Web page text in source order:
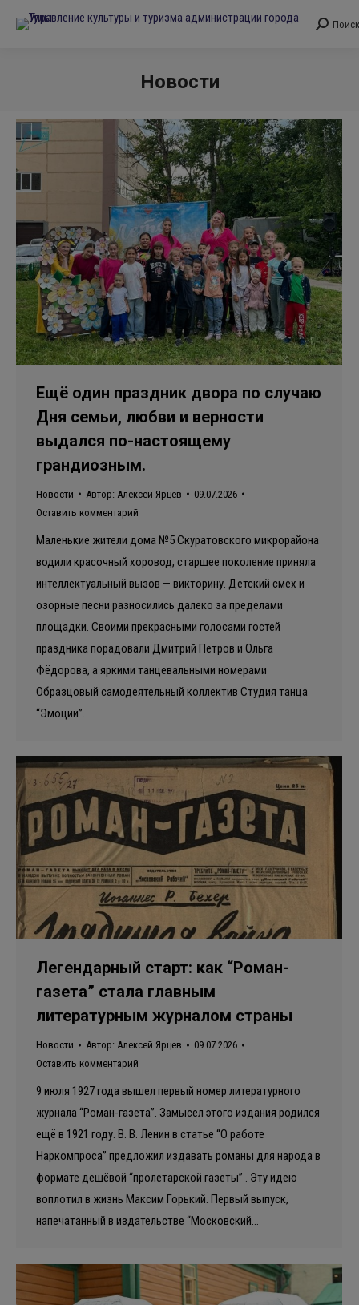
Поиск:
Поиск
Новости
Ещё один праздник двора по случаю
Дня семьи, любви и верности
выдался по-настоящему
грандиозным.
Новости Автор: Алексей Ярцев
09.07.2026
Оставить комментарий
Маленькие жители дома №5 Скуратовского микрорайона
водили красочный хоровод, старшее поколение приняла
интеллектуальный вызов — викторину. Детский смех и
озорные песни разносились далеко за пределами
площадки. Своими прекрасными голосами гостей
праздника порадовали Дмитрий Петров и Ольга
Фёдорова, а яркими танцевальными номерами
Образцовый самодеятельный коллектив Студия танца
“Эмоции”.
Легендарный старт: как “Роман-
газета” стала главным
литературным журналом страны
Новости Автор: Алексей Ярцев
09.07.2026
Оставить комментарий
9 июля 1927 года вышел первый номер литературного
журнала “Роман-газета”. Замысел этого издания родился
ещё в 1921 году. В. В. Ленин в статье “О работе
Наркомпроса” предложил издавать романы для народа в
формате дешёвой “пролетарской газеты” . Эту идею
воплотил в жизнь Максим Горький. Первый выпуск,
напечатанный в издательстве “Московский…